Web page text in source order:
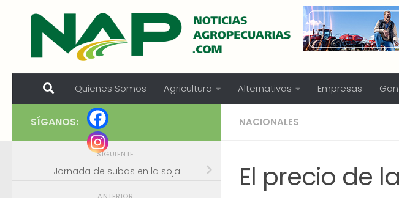
Skip to content
Quienes Somos Agricultura Alternativas Empresas
NACIONALES
El precio de
SÍGANOS:
SIGUIENTE
Jornada de subas en la soja